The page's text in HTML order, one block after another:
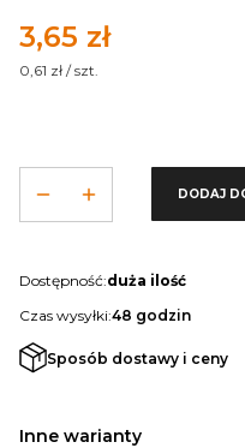
Cena
3,65 zł
0,61 zł / szt.
DODAJ
Dostępność:duża ilość
Czas wysyłki:48 godzin
Sposób dostawy i ceny
Inne warianty